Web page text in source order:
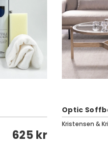
625 kr
Optic
Kristensen &